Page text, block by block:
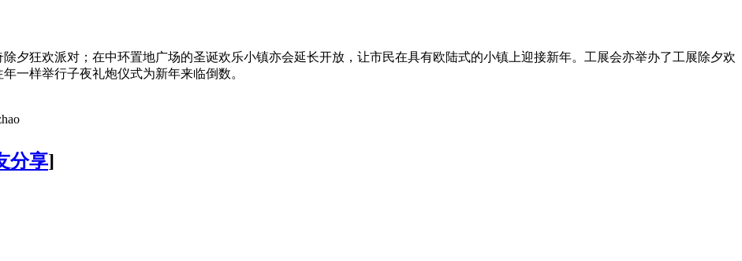
夕狂欢派对；在中环置地广场的圣诞欢乐小镇亦会延长开放，让市民在具有欧陆式的小镇上迎接新年。工展会亦举办了工展除夕欢
一样举行子夜礼炮仪式为新年来临倒数。
分享]